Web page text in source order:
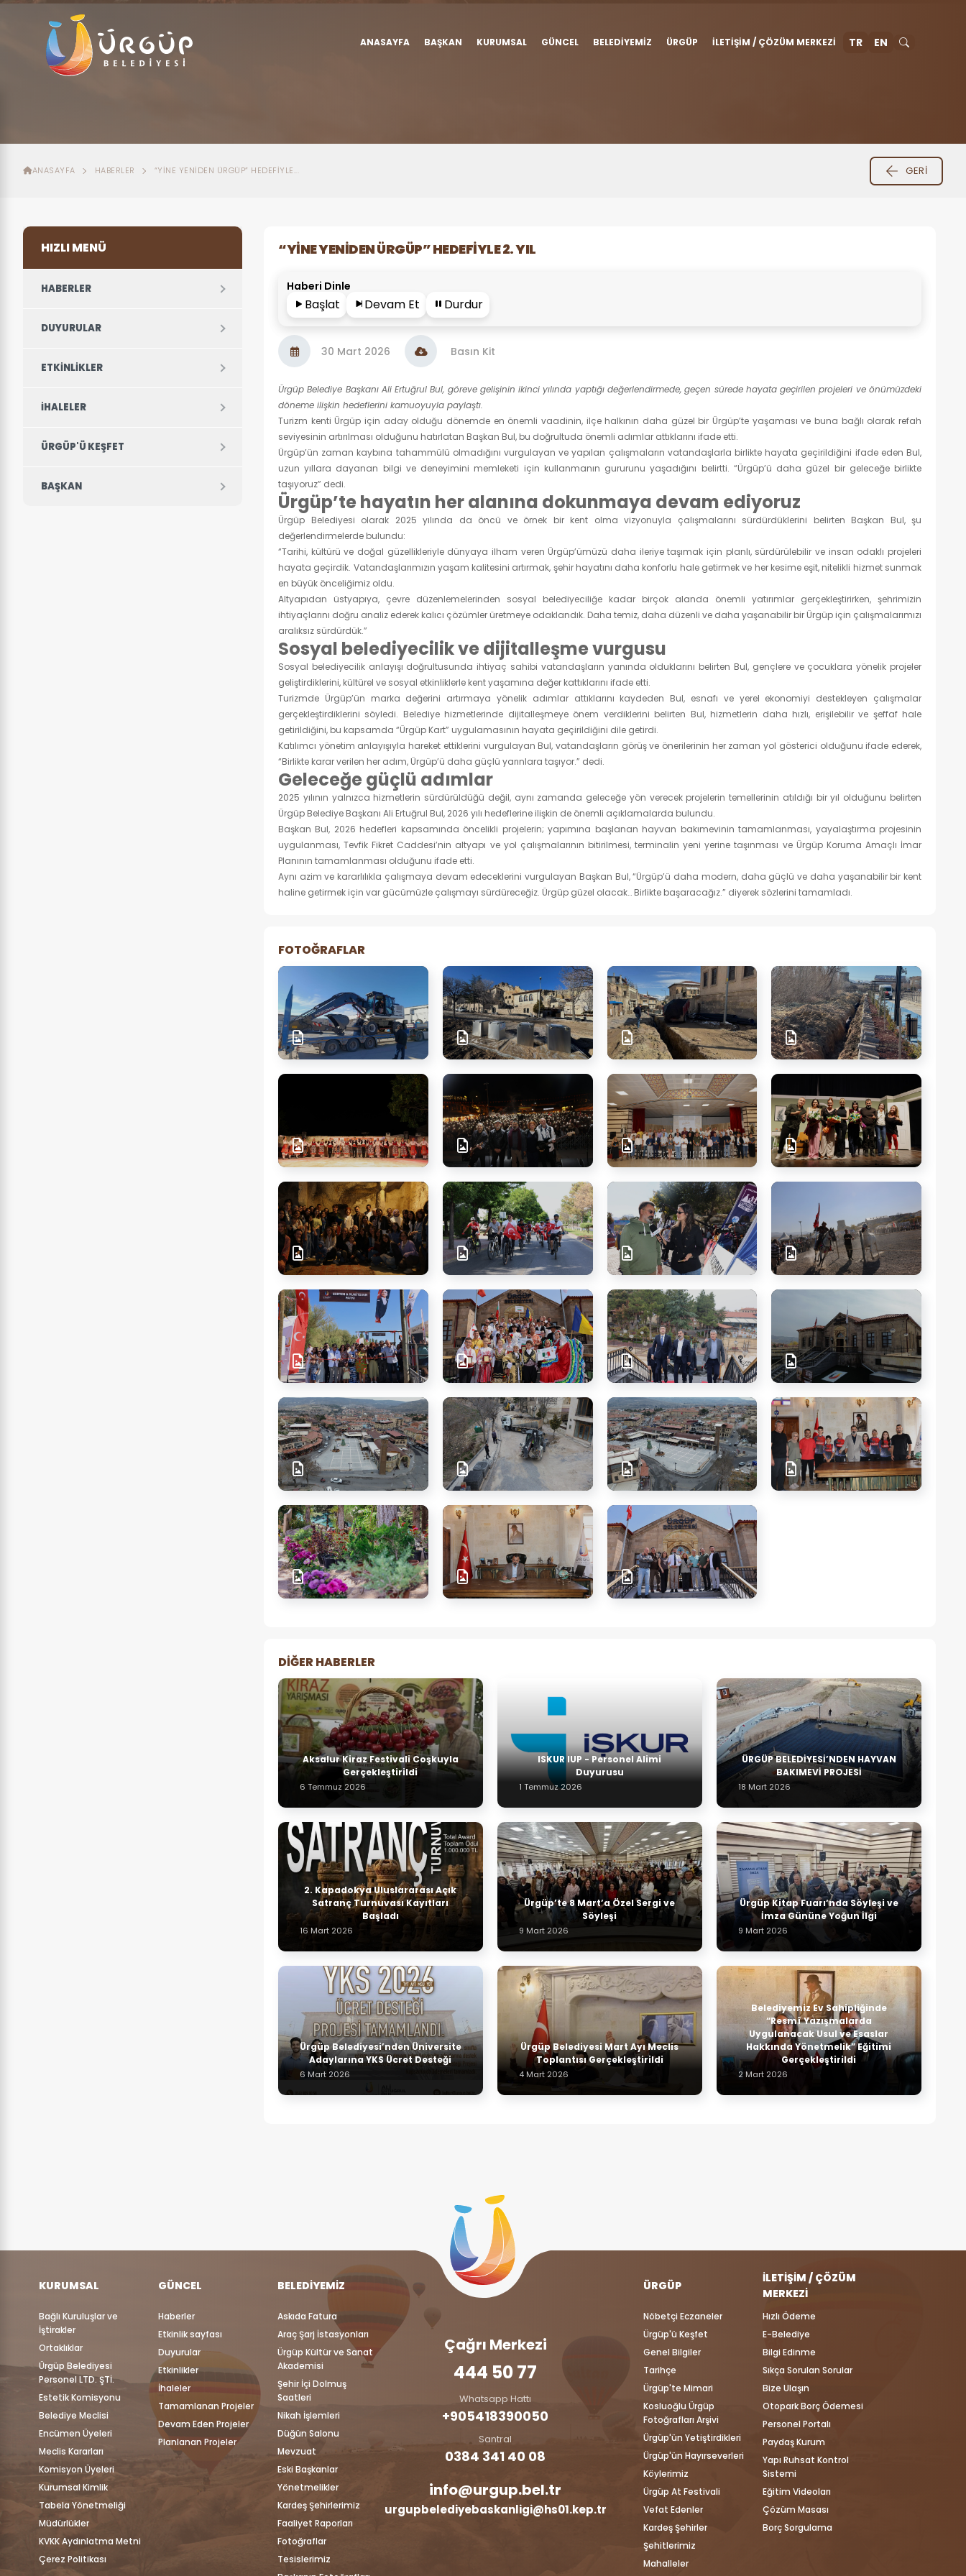
ANASAYFA BAŞKAN KURUMSAL GÜNCEL BELEDIYEMIZ ÜRGÜP İLETIŞIM / ÇÖZÜM MERKEZI TR EN
ANASAYFA HABERLER “YINE YENIDEN ÜRGÜP” HEDEFIYLE... GERI
HIZLI MENÜ
HABERLER
DUYURULAR
ETKINLIKLER
İHALELER
ÜRGÜP'Ü KEŞFET
BAŞKAN
“YINE YENIDEN ÜRGÜP” HEDEFIYLE 2. YIL
Haberi Dinle
Başlat Devam Et Durdur
30 Mart 2026 Basın Kit
Ürgüp Belediye Başkanı Ali Ertuğrul Bul, göreve gelişinin ikinci yılında yaptığı değerlendirmede, geçen sürede hayata geçirilen projeleri ve önümüzdeki
döneme ilişkin hedeflerini kamuoyuyla paylaştı.
Turizm kenti Ürgüp için aday olduğu dönemde en önemli vaadinin, ilçe halkının daha güzel bir Ürgüp’te yaşaması ve buna bağlı olarak refah
seviyesinin artırılması olduğunu hatırlatan Başkan Bul, bu doğrultuda önemli adımlar attıklarını ifade etti.
Ürgüp’ün zaman kaybına tahammülü olmadığını vurgulayan ve yapılan çalışmaların vatandaşlarla birlikte hayata geçirildiğini ifade eden Bul,
uzun yıllara dayanan bilgi ve deneyimini memleketi için kullanmanın gururunu yaşadığını belirtti. “Ürgüp’ü daha güzel bir geleceğe birlikte
taşıyoruz” dedi.
Ürgüp’te hayatın her alanına dokunmaya devam ediyoruz
Ürgüp Belediyesi olarak 2025 yılında da öncü ve örnek bir kent olma vizyonuyla çalışmalarını sürdürdüklerini belirten Başkan Bul, şu
değerlendirmelerde bulundu:
“Tarihi, kültürü ve doğal güzellikleriyle dünyaya ilham veren Ürgüp’ümüzü daha ileriye taşımak için planlı, sürdürülebilir ve insan odaklı projeleri
hayata geçirdik. Vatandaşlarımızın yaşam kalitesini artırmak, şehir hayatını daha konforlu hale getirmek ve her kesime eşit, nitelikli hizmet sunmak
en büyük önceliğimiz oldu.
Altyapıdan üstyapıya, çevre düzenlemelerinden sosyal belediyeciliğe kadar birçok alanda önemli yatırımlar gerçekleştirirken, şehrimizin
ihtiyaçlarını doğru analiz ederek kalıcı çözümler üretmeye odaklandık. Daha temiz, daha düzenli ve daha yaşanabilir bir Ürgüp için çalışmalarımızı
aralıksız sürdürdük.”
Sosyal belediyecilik ve dijitalleşme vurgusu
Sosyal belediyecilik anlayışı doğrultusunda ihtiyaç sahibi vatandaşların yanında olduklarını belirten Bul, gençlere ve çocuklara yönelik projeler
geliştirdiklerini, kültürel ve sosyal etkinliklerle kent yaşamına değer kattıklarını ifade etti.
Turizmde Ürgüp’ün marka değerini artırmaya yönelik adımlar attıklarını kaydeden Bul, esnafı ve yerel ekonomiyi destekleyen çalışmalar
gerçekleştirdiklerini söyledi. Belediye hizmetlerinde dijitalleşmeye önem verdiklerini belirten Bul, hizmetlerin daha hızlı, erişilebilir ve şeffaf hale
getirildiğini, bu kapsamda “Ürgüp Kart” uygulamasının hayata geçirildiğini dile getirdi.
Katılımcı yönetim anlayışıyla hareket ettiklerini vurgulayan Bul, vatandaşların görüş ve önerilerinin her zaman yol gösterici olduğunu ifade ederek,
“Birlikte karar verilen her adım, Ürgüp’ü daha güçlü yarınlara taşıyor.” dedi.
Geleceğe güçlü adımlar
2025 yılının yalnızca hizmetlerin sürdürüldüğü değil, aynı zamanda geleceğe yön verecek projelerin temellerinin atıldığı bir yıl olduğunu belirten
Ürgüp Belediye Başkanı Ali Ertuğrul Bul, 2026 yılı hedeflerine ilişkin de önemli açıklamalarda bulundu.
Başkan Bul, 2026 hedefleri kapsamında öncelikli projelerin; yapımına başlanan hayvan bakımevinin tamamlanması, yayalaştırma projesinin
uygulanması, Tevfik Fikret Caddesi’nin altyapı ve yol çalışmalarının bitirilmesi, terminalin yeni yerine taşınması ve Ürgüp Koruma Amaçlı İmar
Planının tamamlanması olduğunu ifade etti.
Aynı azim ve kararlılıkla çalışmaya devam edeceklerini vurgulayan Başkan Bul, “Ürgüp’ü daha modern, daha güçlü ve daha yaşanabilir bir kent
haline getirmek için var gücümüzle çalışmayı sürdüreceğiz. Ürgüp güzel olacak… Birlikte başaracağız.” diyerek sözlerini tamamladı.
FOTOĞRAFLAR
DIĞER HABERLER
Aksalur Kiraz Festivali Coşkuyla
Gerçekleştirildi
6 Temmuz 2026
ISKUR IUP - Personel Alimi
Duyurusu
1 Temmuz 2026
ÜRGÜP BELEDİYESİ’NDEN HAYVAN
BAKIMEVİ PROJESİ
18 Mart 2026
2.⁠ ⁠Kapadokya Uluslararası Açık
Satranç Turnuvası Kayıtları
Başladı
16 Mart 2026
Ürgüp’te 8 Mart’a Özel Sergi ve
Söyleşi
9 Mart 2026
Ürgüp Kitap Fuarı’nda Söyleşi ve
İmza Gününe Yoğun İlgi
9 Mart 2026
Ürgüp Belediyesi’nden Üniversite
Adaylarına YKS Ücret Desteği
6 Mart 2026
Ürgüp Belediyesi Mart Ayı Meclis
Toplantısı Gerçekleştirildi
4 Mart 2026
Belediyemiz Ev Sahipliğinde
“Resmî Yazışmalarda
Uygulanacak Usul ve Esaslar
Hakkında Yönetmelik” Eğitimi
Gerçekleştirildi
2 Mart 2026
KURUMSAL
Bağlı Kuruluşlar ve
İştirakler
Ortaklıklar
Ürgüp Belediyesi
Personel LTD. ŞTİ.
Estetik Komisyonu
Belediye Meclisi
Encümen Üyeleri
Meclis Kararları
Komisyon Üyeleri
Kurumsal Kimlik
Tabela Yönetmeliği
Müdürlükler
KVKK Aydınlatma Metni
Çerez Politikası
GÜNCEL
Haberler
Etkinlik sayfası
Duyurular
Etkinlikler
İhaleler
Tamamlanan Projeler
Devam Eden Projeler
Planlanan Projeler
BELEDIYEMIZ
Askıda Fatura
Araç Şarj İstasyonları
Ürgüp Kültür ve Sanat
Akademisi
Şehir İçi Dolmuş
Saatleri
Nikah İşlemleri
Düğün Salonu
Mevzuat
Eski Başkanlar
Yönetmelikler
Kardeş Şehirlerimiz
Faaliyet Raporları
Fotoğraflar
Tesislerimiz
Çağrı Merkezi
444 50 77
Whatsapp Hattı
+905418390050‬
Santral
0384 341 40 08
info@urgup.bel.tr
urgupbelediyebaskanligi@hs01.kep.tr
ÜRGÜP
Nöbetçi Eczaneler
Ürgüp'ü Keşfet
Genel Bilgiler
Tarihçe
Ürgüp'te Mimari
Kosluoğlu Ürgüp
Fotoğrafları Arşivi
Ürgüp'ün Yetiştirdikleri
Ürgüp'ün Hayırseverleri
Köylerimiz
Ürgüp At Festivali
Vefat Edenler
Kardeş Şehirler
Şehitlerimiz
Mahalleler
İLETIŞIM / ÇÖZÜM
MERKEZI
Hızlı Ödeme
E-Belediye
Bilgi Edinme
Sıkça Sorulan Sorular
Bize Ulaşın
Otopark Borç Ödemesi
Personel Portalı
Paydaş Kurum
Yapı Ruhsat Kontrol
Sistemi
Eğitim Videoları
Çözüm Masası
Borç Sorgulama